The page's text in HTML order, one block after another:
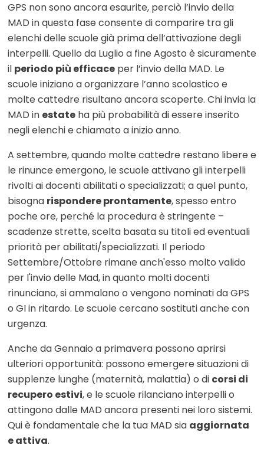
GPS non sono ancora esaurite, perciò l’invio della
MAD in questa fase consente di comparire tra gli
elenchi delle scuole già prima dell’attivazione degli
interpelli. Quello da Luglio a fine Agosto è sicuramente
il periodo più efficace per l’invio della MAD. Le
scuole iniziano a organizzare l’anno scolastico e
molte cattedre risultano ancora scoperte. Chi invia la
MAD in estate ha più probabilità di essere inserito
negli elenchi e chiamato a inizio anno.
A settembre, quando molte cattedre restano libere e
le rinunce emergono, le scuole attivano gli interpelli
rivolti ai docenti abilitati o specializzati; a quel punto,
bisogna rispondere prontamente, spesso entro
poche ore, perché la procedura è stringente –
scadenze strette, scelta basata su titoli ed eventuali
priorità per abilitati/specializzati. Il periodo
Settembre/Ottobre rimane anch'esso molto valido
per l'invio delle Mad, in quanto molti docenti
rinunciano, si ammalano o vengono nominati da GPS
o GI in ritardo. Le scuole cercano sostituti anche con
urgenza.
Anche da Gennaio a primavera possono aprirsi
ulteriori opportunità: possono emergere situazioni di
supplenze lunghe (maternità, malattia) o di corsi di
recupero estivi, e le scuole rilanciano interpelli o
attingono dalle MAD ancora presenti nei loro sistemi.
Qui è fondamentale che la tua MAD sia aggiornata
e attiva.